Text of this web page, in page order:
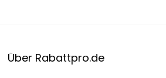
Über Rabattpro.de